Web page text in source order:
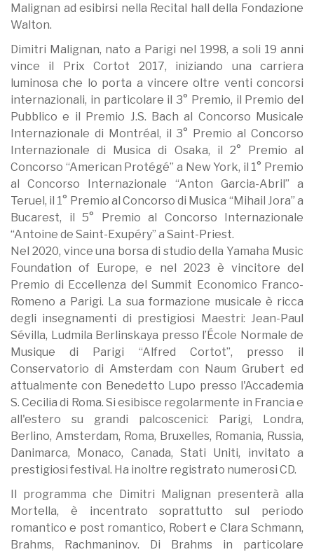
Malignan ad esibirsi nella Recital hall della Fondazione
Walton.
Dimitri Malignan, nato a Parigi nel 1998, a soli 19 anni
vince il Prix Cortot 2017, iniziando una carriera
luminosa che lo porta a vincere oltre venti concorsi
internazionali, in particolare il 3° Premio, il Premio del
Pubblico e il Premio J.S. Bach al Concorso Musicale
Internazionale di Montréal, il 3° Premio al Concorso
Internazionale di Musica di Osaka, il 2° Premio al
Concorso “American Protégé” a New York, il 1° Premio
al Concorso Internazionale “Anton Garcia-Abril” a
Teruel, il 1° Premio al Concorso di Musica “Mihail Jora” a
Bucarest, il 5° Premio al Concorso Internazionale
“Antoine de Saint-Exupéry” a Saint-Priest.
Nel 2020, vince una borsa di studio della Yamaha Music
Foundation of Europe, e nel 2023 è vincitore del
Premio di Eccellenza del Summit Economico Franco-
Romeno a Parigi. La sua formazione musicale è ricca
degli insegnamenti di prestigiosi Maestri: Jean-Paul
Sévilla, Ludmila Berlinskaya presso l’École Normale de
Musique di Parigi “Alfred Cortot”, presso il
Conservatorio di Amsterdam con Naum Grubert ed
attualmente con Benedetto Lupo presso l'Accademia
S. Cecilia di Roma. Si esibisce regolarmente in Francia e
all'estero su grandi palcoscenici: Parigi, Londra,
Berlino, Amsterdam, Roma, Bruxelles, Romania, Russia,
Danimarca, Monaco, Canada, Stati Uniti, invitato a
prestigiosi festival. Ha inoltre registrato numerosi CD.
Il programma che Dimitri Malignan presenterà alla
Mortella, è incentrato soprattutto sul periodo
romantico e post romantico, Robert e Clara Schmann,
Brahms, Rachmaninov. Di Brahms in particolare